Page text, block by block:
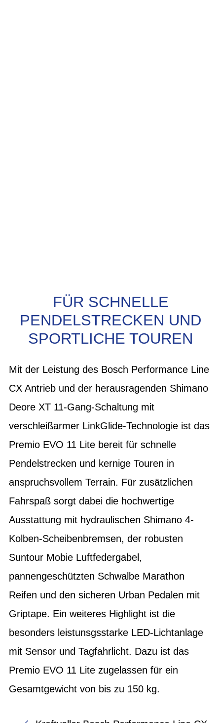
FÜR SCHNELLE
PENDELSTRECKEN UND
SPORTLICHE TOUREN
Mit der Leistung des Bosch Performance Line
CX Antrieb und der herausragenden Shimano
Deore XT 11-Gang-Schaltung mit
verschleißarmer LinkGlide-Technologie ist das
Premio EVO 11 Lite bereit für schnelle
Pendelstrecken und kernige Touren in
anspruchsvollem Terrain. Für zusätzlichen
Fahrspaß sorgt dabei die hochwertige
Ausstattung mit hydraulischen Shimano 4-
Kolben-Scheibenbremsen, der robusten
Suntour Mobie Luftfedergabel,
pannengeschützten Schwalbe Marathon
Reifen und den sicheren Urban Pedalen mit
Griptape. Ein weiteres Highlight ist die
besonders leistunsgsstarke LED-Lichtanlage
mit Sensor und Tagfahrlicht. Dazu ist das
Premio EVO 11 Lite zugelassen für ein
Gesamtgewicht von bis zu 150 kg.